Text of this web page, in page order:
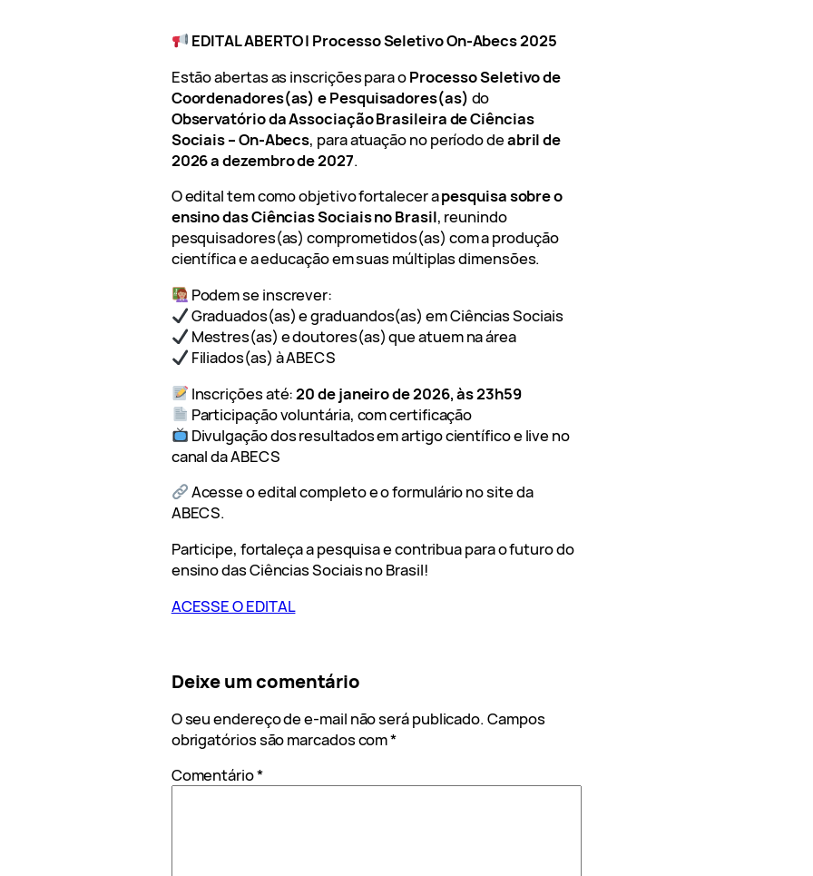
EDITAL ABERTO | Processo Seletivo On-Abecs 2025
Estão abertas as inscrições para oProcesso Seletivo de
Coordenadores(as) e Pesquisadores(as) do
Observatório da Associação Brasileira de Ciências
Sociais – On-Abecs, para atuação no período deabril de
2026 a dezembro de 2027.
O edital tem como objetivo fortalecer apesquisa sobre o
ensino das Ciências Sociais no Brasil, reunindo
pesquisadores(as) comprometidos(as) com a produção
científica e a educação em suas múltiplas dimensões.
Podem se inscrever:
Graduados(as) e graduandos(as) em Ciências Sociais
Mestres(as) e doutores(as) que atuem na área
Filiados(as) à ABECS
Inscrições até:20 de janeiro de 2026, às 23h59
Participação voluntária, com certificação
Divulgação dos resultados em artigo científico e live no
canal da ABECS
Acesse o edital completo e o formulário no site da
ABECS.
Participe, fortaleça a pesquisa e contribua para o futuro do
ensino das Ciências Sociais no Brasil!
ACESSE O EDITAL
Deixe um comentário
O seu endereço de e-mail não será publicado. Campos
obrigatórios são marcados com*
Comentário*